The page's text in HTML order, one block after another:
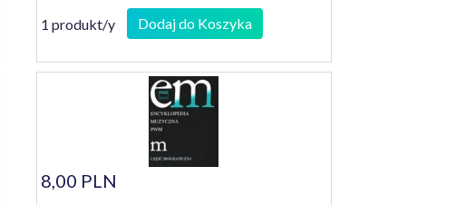
1 produkt/y Dodaj do Koszyka
8,00 PLN